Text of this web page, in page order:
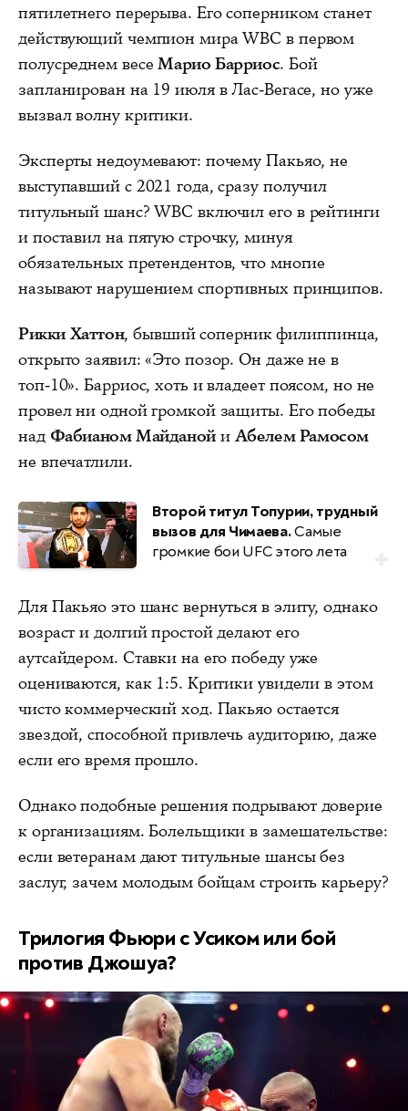
пятилетнего перерыва. Его соперником станет
действующий чемпион мира WBC в первом
полусреднем весеМарио Барриос. Бой
запланирован на 19 июля в Лас-Вегасе, но уже
вызвал волну критики.
Эксперты недоумевают: почему Пакьяо, не
выступавший с 2021 года, сразу получил
титульный шанс? WBC включил его в рейтинги
и поставил на пятую строчку, минуя
обязательных претендентов, что многие
называют нарушением спортивных принципов.
Рикки Хаттон, бывший соперник филиппинца,
открыто заявил: «Это позор. Он даже не в
топ-10». Барриос, хоть и владеет поясом, но не
провел ни одной громкой защиты. Его победы
над Фабианом Майданойи Абелем Рамосом
не впечатлили.
Второй титул Топурии, трудный
вызов для Чимаева.Самые
громкие бои UFC этого лета
Для Пакьяо это шанс вернуться в элиту, однако
возраст и долгий простой делают его
аутсайдером. Ставки на его победу уже
оцениваются, как 1:5. Критики увидели в этом
чисто коммерческий ход. Пакьяо остается
звездой, способной привлечь аудиторию, даже
если его время прошло.
Однако подобные решения подрывают доверие
к организациям. Болельщики в замешательстве:
если ветеранам дают титульные шансы без
заслуг, зачем молодым бойцам строить карьеру?
Трилогия Фьюри с Усиком или бой
против Джошуа?